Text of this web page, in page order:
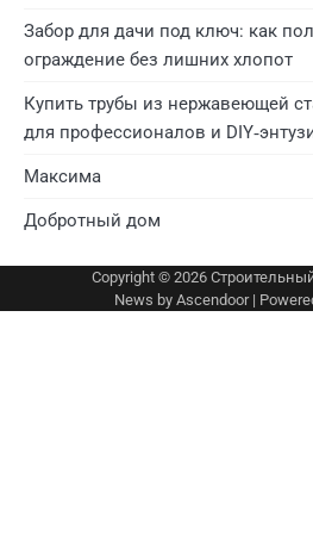
Забор для дачи под ключ: как
ограждение без лишних хлопот
Купить трубы из нержавеющей
для профессионалов и
Максима
Добротный дом
Copyright © 2026
News by Ascendoor|